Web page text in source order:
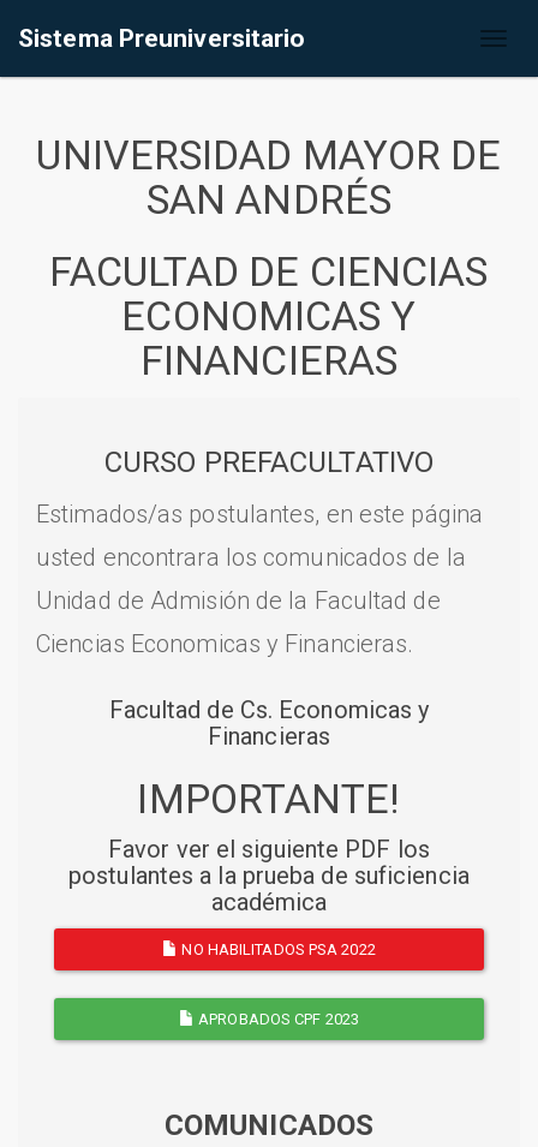
Sistema Preuniversitario
UNIVERSIDAD MAYOR DE
SAN ANDRÉS
FACULTAD DE CIENCIAS
ECONOMICAS Y
FINANCIERAS
CURSO PREFACULTATIVO
Estimados/as postulantes, en este página
usted encontrara los comunicados de la
Unidad de Admisión de la Facultad de
Ciencias Economicas y Financieras.
Facultad de Cs. Economicas y
Financieras
IMPORTANTE!
Favor ver el siguiente PDF los
postulantes a la prueba de suficiencia
académica
NO HABILITADOS PSA 2022
APROBADOS CPF 2023
COMUNICADOS